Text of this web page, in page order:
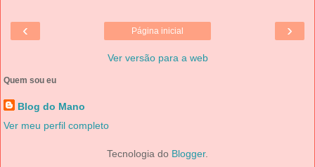
‹ ›
Página inicial
Ver versão para a web
Quem sou eu
Blog do Mano
Ver meu perfil completo
Tecnologia do Blogger.